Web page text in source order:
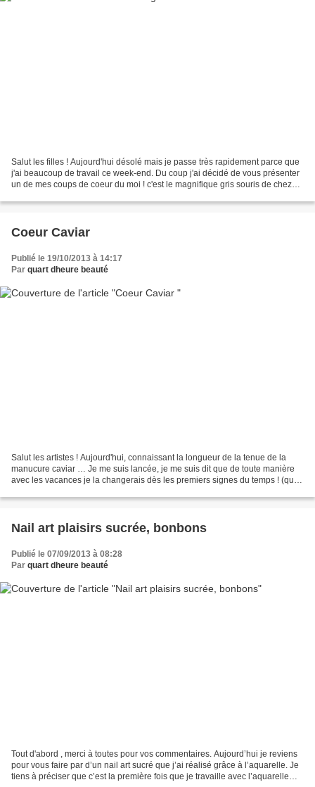
Salut les filles ! Aujourd'hui désolé mais je passe très rapidement parce que
j'ai beaucoup de travail ce week-end. Du coup j'ai décidé de vous présenter
un de mes coups de coeur du moi ! c'est le magnifique gris souris de chez
Coeur Caviar
Publié le 19/10/2013 à 14:17
Par quart dheure beauté
Salut les artistes ! Aujourd'hui, connaissant la longueur de la tenue de la
manucure caviar … Je me suis lancée, je me suis dit que de toute manière
avec les vacances je la changerais dès les premiers signes du temps ! (qui à
Nail art plaisirs sucrée, bonbons
Publié le 07/09/2013 à 08:28
Par quart dheure beauté
Tout d'abord , merci à toutes pour vos commentaires. Aujourd’hui je reviens
pour vous faire par d’un nail art sucré que j’ai réalisé grâce à l’aquarelle. Je
tiens à préciser que c’est la première fois que je travaille avec l’aquarelle